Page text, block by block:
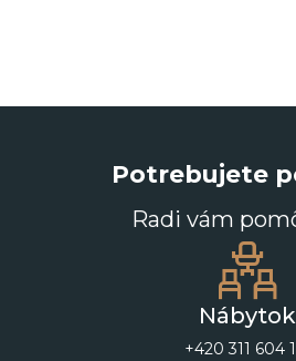
Potrebujete
Radi vám
Nábytok
+420 311 604